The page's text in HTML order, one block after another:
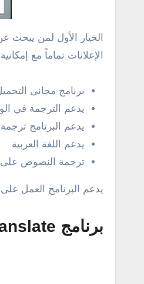
الإعلانات تماماً مع
برنامج مجانى
يدعم الترجمة في
يدعم البرنامج
يدعم اللغة العربية
ترجمة النصوص على
يدعم البرنامج العمل على نسخة ويندوز 10 وهو متوفر على متجر
برنامج Just Translate